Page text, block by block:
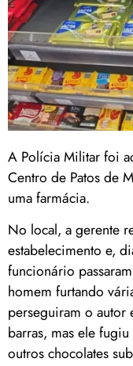
A Polícia Militar foi
Centro de Patos de
uma farmácia.
No local, a gerente
estabelecimento e,
funcionário
homem furtando
perseguiram o autor
barras, mas ele
outros chocolates